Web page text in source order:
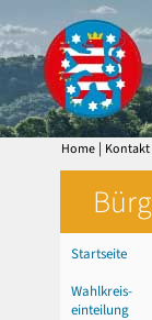
Home | Kontakt
Startseite
Wahlkreis-
einteilung